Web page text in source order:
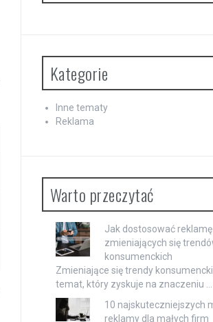
Kategorie
Inne tematy
Reklama
Warto przeczytać
Jak dostosować
zmieniających się
konsumenckich
Zmieniające się trendy
temat, który zyskuje na znaczeniu …
10 najskuteczniejszych
reklamy dla małych firm